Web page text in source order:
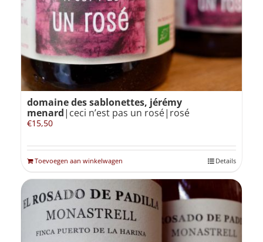
domaine des sablonettes, jérémy
menard|ceci n’est pas un rosé|rosé
€15,50
Toevoegen aan winkelwagen Details